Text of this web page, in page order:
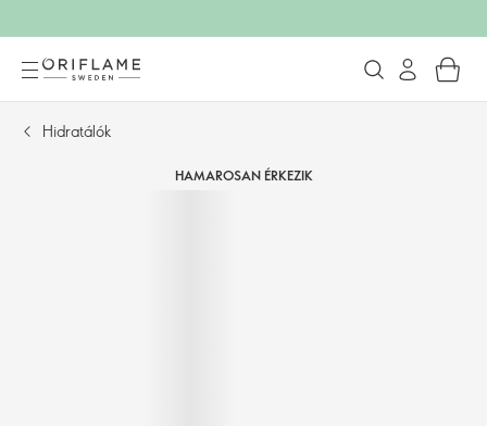
Hidratálók
HAMAROSAN ÉRKEZIK